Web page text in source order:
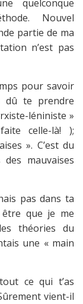
quelconque
Nouvel
partie de ma
n’est pas
pour savoir
dû te prendre
léniniste »
celle-là! );
». C’est du
mauvaises
pas dans ta
que je me
théories du
une « main
ce qui t’as
vient-il